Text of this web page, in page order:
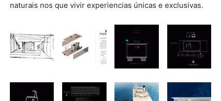
naturais nos que vivir experiencias únicas e exclusivas.